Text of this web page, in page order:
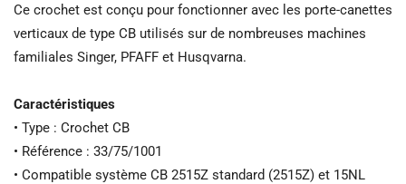
Ce crochet est conçu pour fonctionner avec les porte-canettes
verticaux de type CB utilisés sur de nombreuses machines
familiales Singer, PFAFF et Husqvarna.
Caractéristiques
• Type : Crochet CB
• Référence : 33/75/1001
• Compatible système CB 2515Z standard (2515Z) et 15NL